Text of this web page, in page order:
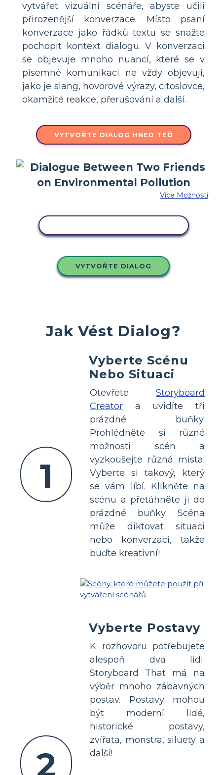
vytvářet vizuální scénáře, abyste učili
přirozenější konverzace. Místo psaní
konverzace jako řádků textu se snažte
pochopit kontext dialogu. V konverzaci
se objevuje mnoho nuancí, které se v
písemné komunikaci ne vždy objevují,
jako je slang, hovorové výrazy, citoslovce,
okamžité reakce, přerušování a další.
VYTVOŘTE DIALOG HNED TEĎ
Více Možností
VYTVOŘTE DIALOG
Jak Vést Dialog?
1
Vyberte Scénu
Nebo Situaci
Otevřete Storyboard
Creator a uvidíte tři
prázdné buňky.
Prohlédněte si různé
možnosti scén a
vyzkoušejte různá místa.
Vyberte si takový, který
se vám líbí. Klikněte na
scénu a přetáhněte ji do
prázdné buňky. Scéna
může diktovat situaci
nebo konverzaci, takže
buďte kreativní!
2
Vyberte Postavy
K rozhovoru potřebujete
alespoň dva lidi.
Storyboard That má na
výběr mnoho zábavných
postav. Postavy mohou
být moderní lidé,
historické postavy,
zvířata, monstra, siluety a
další!